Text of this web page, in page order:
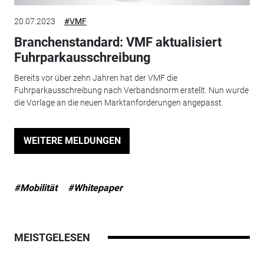
20.07.2023 #VMF
Branchenstandard: VMF aktualisiert
Fuhrparkausschreibung
Bereits vor über zehn Jahren hat der VMF die
Fuhrparkausschreibung nach Verbandsnorm erstellt. Nun wurde
die Vorlage an die neuen Marktanforderungen angepasst.
WEITERE MELDUNGEN
#Mobilität #Whitepaper
MEISTGELESEN